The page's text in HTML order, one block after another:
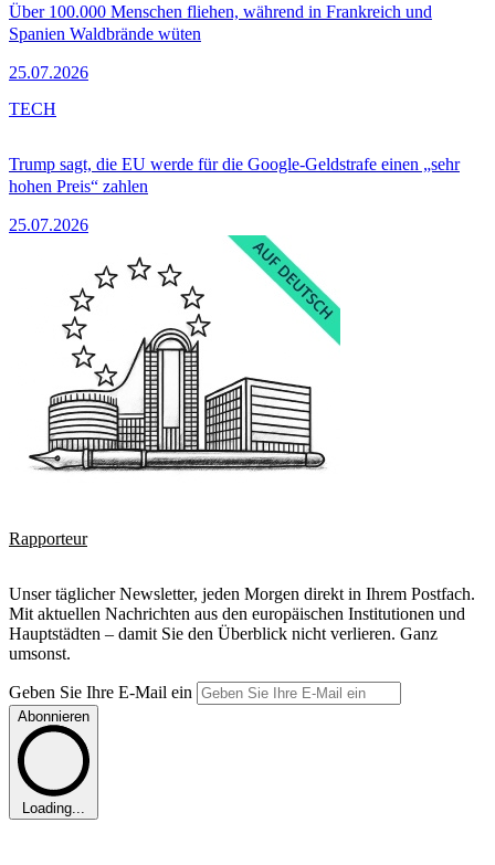
Über 100.000 Menschen fliehen, während in Frankreich und
Spanien Waldbrände wüten
25.07.2026
Trump sagt, die EU werde für die Google-Geldstrafe einen „sehr
hohen Preis“ zahlen
25.07.2026
TECH
Rapporteur
Unser täglicher Newsletter, jeden Morgen direkt in Ihrem Postfach.
Mit aktuellen Nachrichten aus den europäischen Institutionen und
Hauptstädten – damit Sie den Überblick nicht verlieren. Ganz
umsonst.
Geben Sie Ihre E-Mail ein
Abonnieren
Loading...